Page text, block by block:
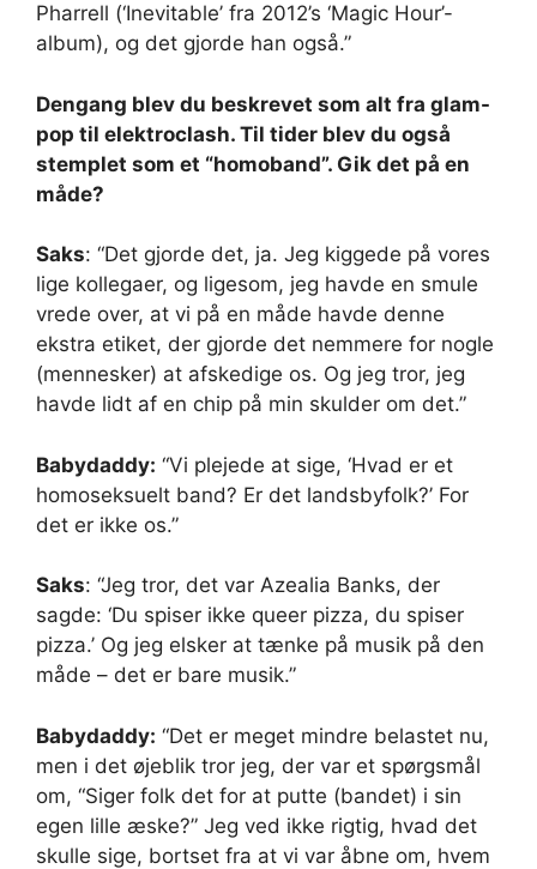
Pharrell (‘Inevitable’ fra 2012’s ‘Magic Hour’-
album), og det gjorde han også.”
Dengang blev du beskrevet som alt fra glam-
pop til elektroclash. Til tider blev du også
stemplet som et “homoband”. Gik det på en
måde?
Saks: “Det gjorde det, ja. Jeg kiggede på vores
lige kollegaer, og ligesom, jeg havde en smule
vrede over, at vi på en måde havde denne
ekstra etiket, der gjorde det nemmere for nogle
(mennesker) at afskedige os. Og jeg tror, ​​jeg
havde lidt af en chip på min skulder om det.”
Babydaddy: “Vi plejede at sige, ‘Hvad er et
homoseksuelt band? Er det landsbyfolk?’ For
det er ikke os.”
Saks: “Jeg tror, ​​det var Azealia Banks, der
sagde: ‘Du spiser ikke queer pizza, du spiser
pizza.’ Og jeg elsker at tænke på musik på den
måde – det er bare musik.”
Babydaddy: “Det er meget mindre belastet nu,
men i det øjeblik tror jeg, der var et spørgsmål
om, “Siger folk det for at putte (bandet) i sin
egen lille æske?” Jeg ved ikke rigtig, hvad det
skulle sige, bortset fra at vi var åbne om, hvem